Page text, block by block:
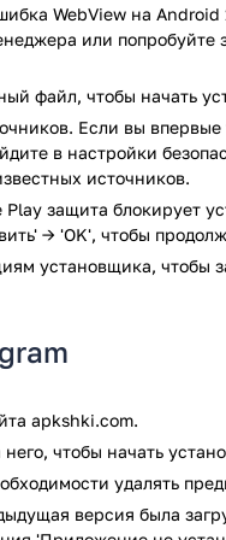
приложений. Тем не
с темой
это приложение,
любят любители
устройстве
Это приложение
чтобы полностью
пакеты значков были
WebView на Android
или попробуйте
файл, чтобы начать
Если вы впервые
в настройки
источников.
защита блокирует
→ 'OK', чтобы
установщика, чтобы
apkshki.com.
чтобы начать
удалять
версия была